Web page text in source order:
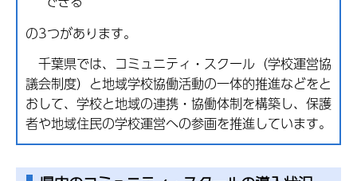
の3つがあります。
千葉県では、コミュニティ・スクール（学校運営協
議会制度）と地域学校協働活動の一体的推進などをと
おして、学校と地域の連携・協働体制を構築し、保護
者や地域住民の学校運営への参画を推進しています。